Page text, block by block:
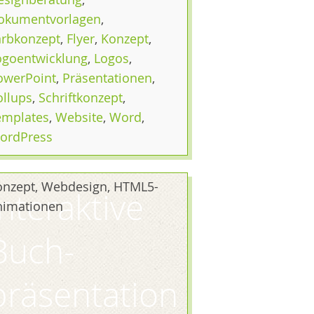
,
, Flyer, Konzept,
, Logos,
, Präsentationen,
, Schriftkonzept,
, Website, Word,
Webdesign, HTML5-